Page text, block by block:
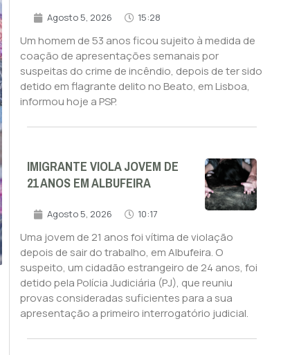
Agosto 5, 2026 15:28
Um homem de 53 anos ficou sujeito à medida de
coação de apresentações semanais por
suspeitas do crime de incêndio, depois de ter sido
detido em flagrante delito no Beato, em Lisboa,
informou hoje a PSP.
IMIGRANTE VIOLA JOVEM DE
21 ANOS EM ALBUFEIRA
Agosto 5, 2026 10:17
Uma jovem de 21 anos foi vítima de violação
depois de sair do trabalho, em Albufeira. O
suspeito, um cidadão estrangeiro de 24 anos, foi
detido pela Polícia Judiciária (PJ), que reuniu
provas consideradas suficientes para a sua
apresentação a primeiro interrogatório judicial.